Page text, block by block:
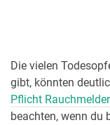
Die vielen
gibt, könnten
Pflicht Rauchmelder
beachten, wenn du